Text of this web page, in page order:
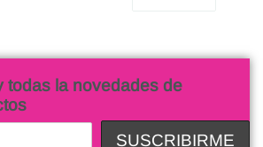
todas la novedades de